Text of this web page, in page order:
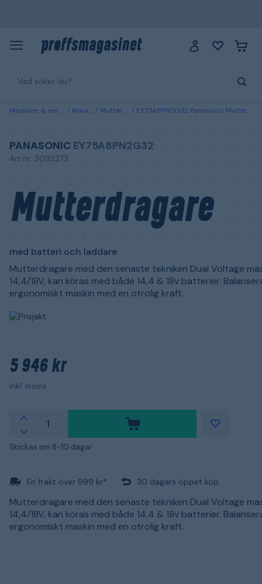
Maskiner & verktyg Maskiner Mutterdragare EY75A8PN2G32 Panasonic Mutterdragare med batteri och laddare
PANASONIC EY75A8PN2G32
Art.nr: 3093273
Mutterdragare
med batteri och laddare
Mutterdragare med den senaste tekniken Dual Voltage
14,4/18V, kan köras med både 14,4 & 18v batterier.
ergonomiskt maskin med en otrolig kraft.
5 946 kr
Inkl. moms
Skickas om 8-10 dagar
Fri frakt över 999 kr* 30 dagars öppet köp
Mutterdragare med den senaste tekniken Dual Voltage
14,4/18V, kan köras med både 14,4 & 18v batterier.
ergonomiskt maskin med en otrolig kraft.